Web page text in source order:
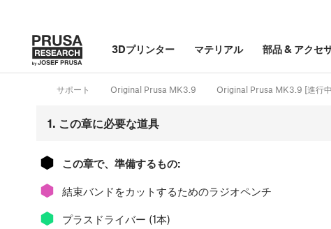
3Dプリンター マテリアル 部品& アクセ
サポート Original Prusa MK3.9 Original Prusa MK3.9 [進行
1. この章に必要な道具
⬢ この章で、準備するもの:
⬢ 結束バンドをカットするためのラジオペンチ
⬢ プラスドライバー (1本)